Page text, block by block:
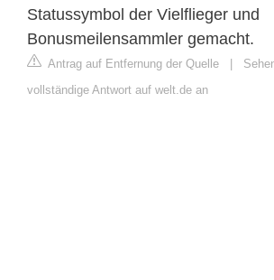
Statussymbol der Vielflieger und
Bonusmeilensammler gemacht.
Antrag auf Entfernung der Quelle |
vollständige Antwort auf welt.de an